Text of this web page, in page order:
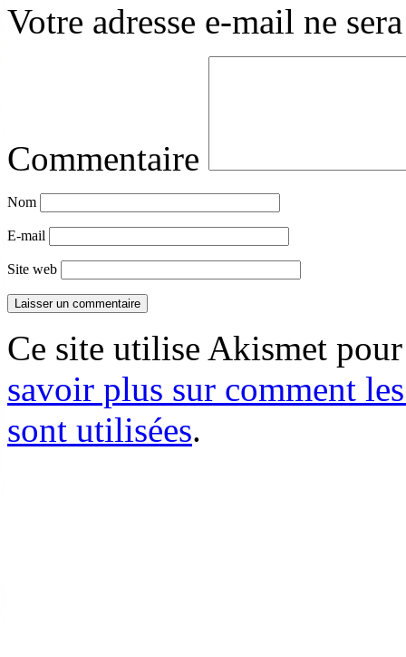
Votre adresse e-mail ne
Commentaire
Nom
E-mail
Site web
Ce site utilise Akismet
savoir plus sur comment
sont utilisées.